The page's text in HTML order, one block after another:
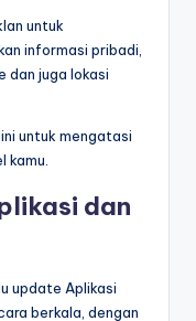
untuk
informasi pribadi,
dan juga lokasi
untuk mengatasi
kamu.
dan
update Aplikasi
berkala, dengan